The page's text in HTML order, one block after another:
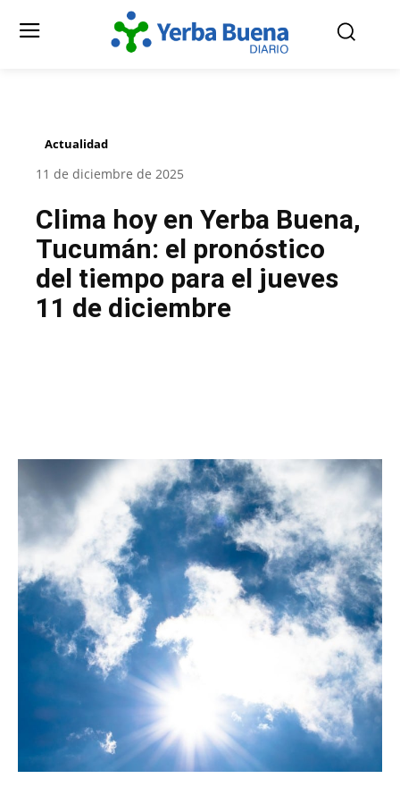
Actualidad
11 de diciembre de 2025
Clima hoy en Yerba Buena,
Tucumán: el pronóstico
del tiempo para el jueves
11 de diciembre